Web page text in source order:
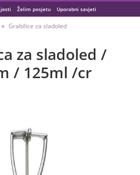
Želim posjetu Uporabni savjeti
Grabilice za sladoled
za sladoled /
/ 125ml /cr